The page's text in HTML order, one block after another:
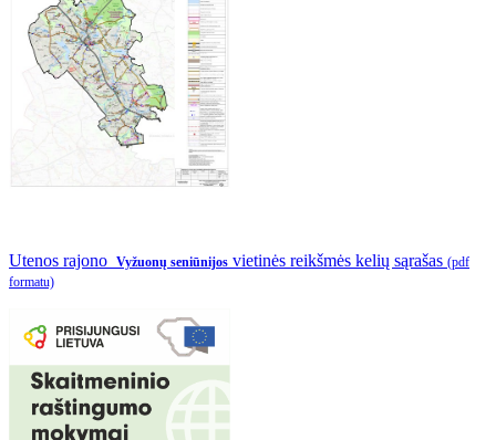
Utenos rajono Vyžuonų seniūnijos vietinės reikšmės kelių sąrašas (pdf
formatu)